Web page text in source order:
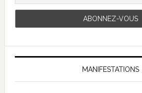
MANIFESTATIONS